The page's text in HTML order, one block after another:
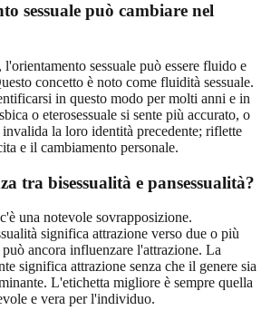
sessuale può cambiare nel
l'orientamento sessuale può essere fluido e
concetto è noto come fluidità sessuale.
in questo modo per molti anni e in
o eterosessuale si sente più accurato, o
la loro identità precedente; riflette
e il cambiamento personale.
tra bisessualità e pansessualità?
una notevole sovrapposizione.
significa attrazione verso due o più
ancora influenzare l'attrazione. La
significa attrazione senza che il genere sia
L'etichetta migliore è sempre quella
e vera per l'individuo.